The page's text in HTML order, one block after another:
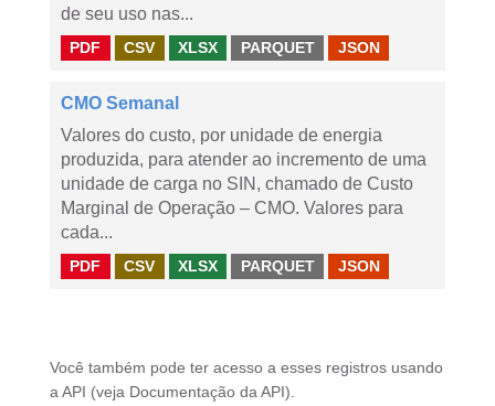
de seu uso nas...
PDF CSV XLSX PARQUET JSON
CMO Semanal
Valores do custo, por unidade de energia
produzida, para atender ao incremento de uma
unidade de carga no SIN, chamado de Custo
Marginal de Operação – CMO. Valores para
cada...
PDF CSV XLSX PARQUET JSON
Você também pode ter acesso a esses registros usando
a API (veja Documentação da API ).